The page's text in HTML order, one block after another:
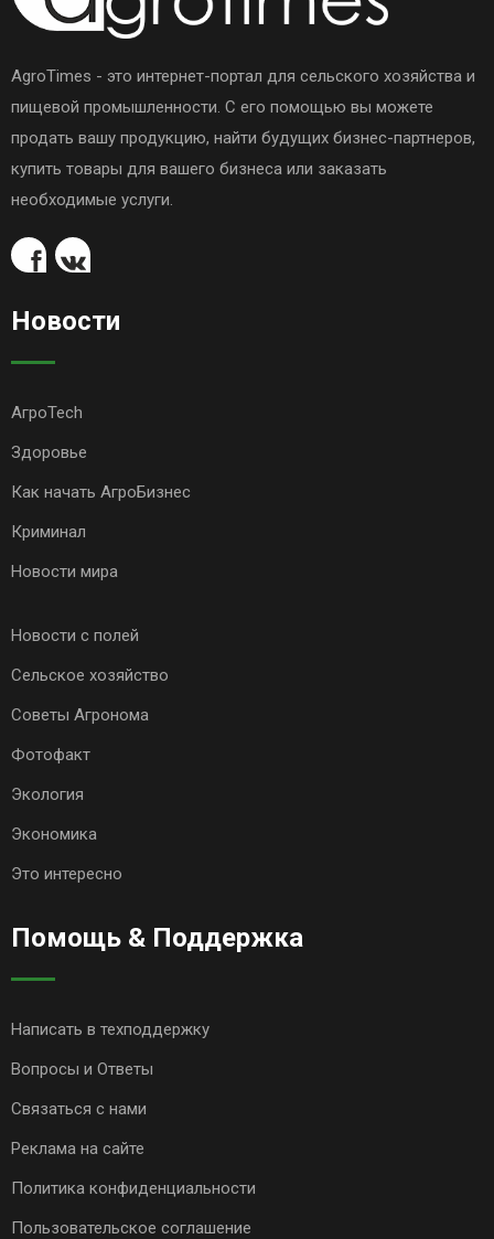
AgroTimes - это интернет-портал для сельского хозяйства и
пищевой промышленности. С его помощью вы можете
продать вашу продукцию, найти будущих бизнес-партнеров,
купить товары для вашего бизнеса или заказать
необходимые услуги.
Новости
АгроTech
Здоровье
Как начать АгроБизнес
Криминал
Новости мира
Новости с полей
Сельское хозяйство
Советы Агронома
Фотофакт
Экология
Экономика
Это интересно
Помощь & Поддержка
Написать в техподдержку
Вопросы и Ответы
Связаться с нами
Реклама на сайте
Политика конфиденциальности
Пользовательское соглашение